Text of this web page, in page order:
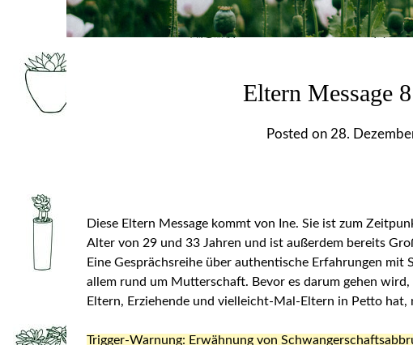
Eltern Message
Posted on 28.
Diese Eltern Message kommt von Ine. Sie ist zum
Alter von 29 und 33 Jahren und ist außerdem bereits
Eine Gesprächsreihe über authentische Erfahrungen
allem rund um Mutterschaft. Bevor es darum gehen
Eltern, Erziehende und vielleicht-Mal-Eltern in Petto hat,
Trigger-Warnung: Erwähnung von